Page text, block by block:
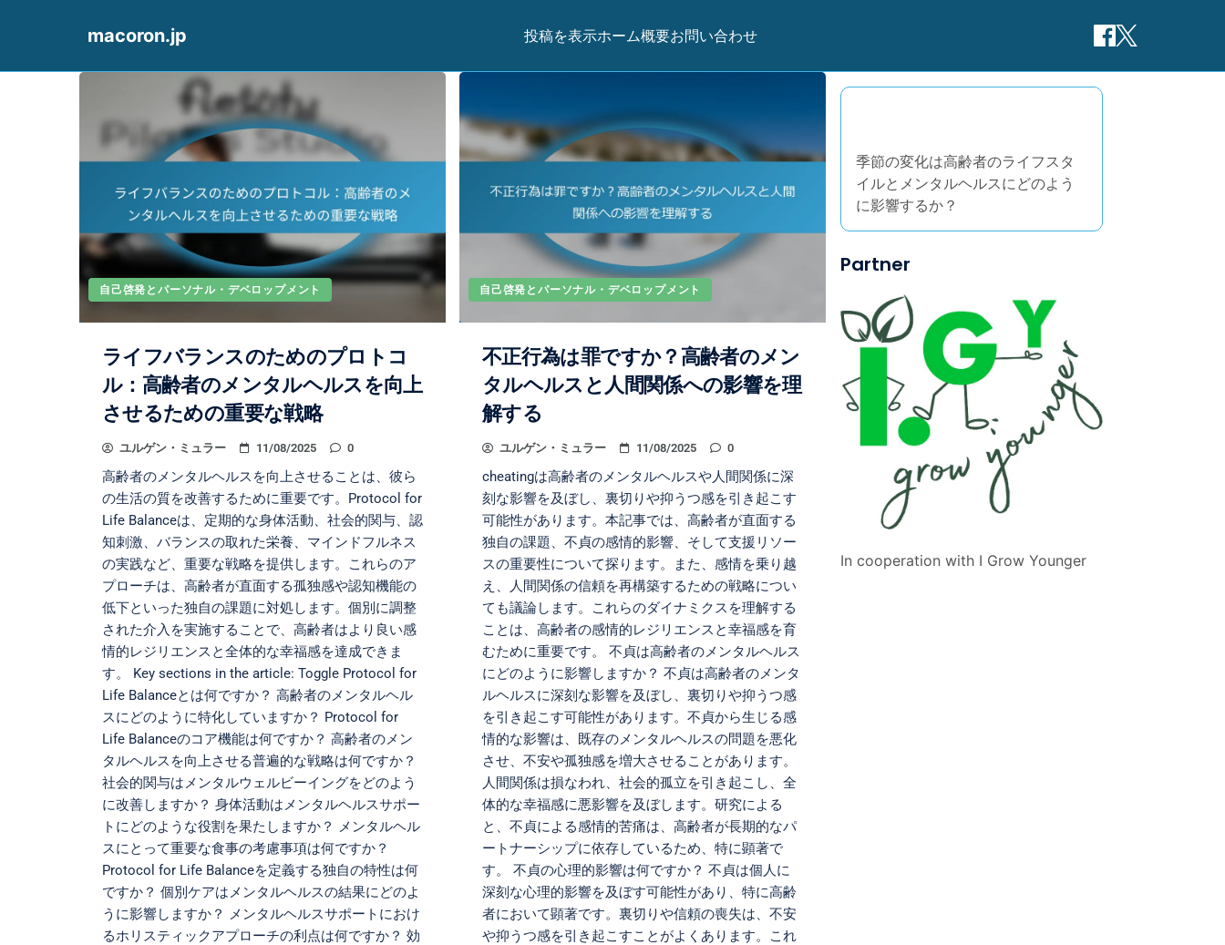
macoron.jp 投稿を表示ホーム概要お問い合わせ
自己啓発とパーソナル・デベロップメント
ライフバランスのためのプロトコ
ル：高齢者のメンタルヘルスを向上
させるための重要な戦略
ユルゲン・ミュラー 11/08/2025 0
高齢者のメンタルヘルスを向上させることは、彼ら
の生活の質を改善するために重要です。Protocol for
Life Balanceは、定期的な身体活動、社会的関与、認
知刺激、バランスの取れた栄養、マインドフルネス
の実践など、重要な戦略を提供します。これらのア
プローチは、高齢者が直面する孤独感や認知機能の
低下といった独自の課題に対処します。個別に調整
された介入を実施することで、高齢者はより良い感
情的レジリエンスと全体的な幸福感を達成できま
す。 Key sections in the article: Toggle Protocol for
Life Balanceとは何ですか？ 高齢者のメンタルヘル
スにどのように特化していますか？ Protocol for
Life Balanceのコア機能は何ですか？ 高齢者のメン
タルヘルスを向上させる普遍的な戦略は何ですか？
社会的関与はメンタルウェルビーイングをどのよう
に改善しますか？ 身体活動はメンタルヘルスサポー
トにどのような役割を果たしますか？ メンタルヘル
スにとって重要な食事の考慮事項は何ですか？
Protocol for Life Balanceを定義する独自の特性は何
ですか？ 個別ケアはメンタルヘルスの結果にどのよ
うに影響しますか？ メンタルヘルスサポートにおけ
るホリスティックアプローチの利点は何ですか？ 効
自己啓発とパーソナル・デベロップメント
不正行為は罪ですか？高齢者のメン
タルヘルスと人間関係への影響を理
解する
ユルゲン・ミュラー 11/08/2025 0
cheatingは高齢者のメンタルヘルスや人間関係に深
刻な影響を及ぼし、裏切りや抑うつ感を引き起こす
可能性があります。本記事では、高齢者が直面する
独自の課題、不貞の感情的影響、そして支援リソー
スの重要性について探ります。また、感情を乗り越
え、人間関係の信頼を再構築するための戦略につい
ても議論します。これらのダイナミクスを理解する
ことは、高齢者の感情的レジリエンスと幸福感を育
むために重要です。 不貞は高齢者のメンタルヘルス
にどのように影響しますか？ 不貞は高齢者のメンタ
ルヘルスに深刻な影響を及ぼし、裏切りや抑うつ感
を引き起こす可能性があります。不貞から生じる感
情的な影響は、既存のメンタルヘルスの問題を悪化
させ、不安や孤独感を増大させることがあります。
人間関係は損なわれ、社会的孤立を引き起こし、全
体的な幸福感に悪影響を及ぼします。研究による
と、不貞による感情的苦痛は、高齢者が長期的なパ
ートナーシップに依存しているため、特に顕著で
す。 不貞の心理的影響は何ですか？ 不貞は個人に
深刻な心理的影響を及ぼす可能性があり、特に高齢
者において顕著です。裏切りや信頼の喪失は、不安
や抑うつ感を引き起こすことがよくあります。これ
季節の変化は高齢者のライフスタ
イルとメンタルヘルスにどのよう
に影響するか？
Partner
In cooperation with I Grow Younger